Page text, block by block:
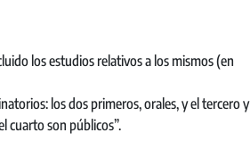
los estudios relativos a los mismos (en
los dos primeros, orales, y el tercero y
cuarto son públicos”.